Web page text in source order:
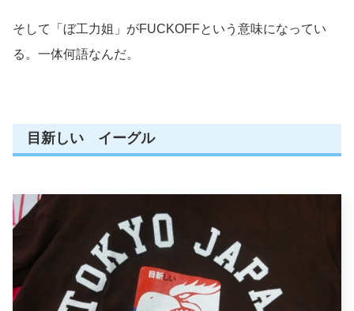
そして「ぼ工力姐」がFUCKOFFという意味になってい
る。一体何語なんだ。
目新しい イーグル